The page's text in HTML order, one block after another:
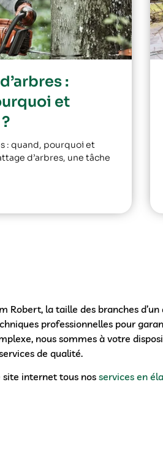
:
et
: quand, pourquoi et
d’arbres, une tâche
Robert, la taille des branches
professionnelles pour
nous sommes à votre
de qualité.
site internet tous nos services en